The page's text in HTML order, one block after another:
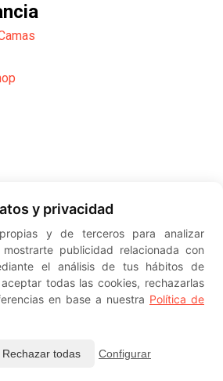
Erick
ElSevillista.es - Información sobre
Sevilla Femenino y su Cantera
y privacidad
y de terceros para analizar
publicidad relacionada con
el análisis de tus hábitos de
todas las cookies, rechazarlas
en base a nuestra Política de
Rechazar todas Configurar